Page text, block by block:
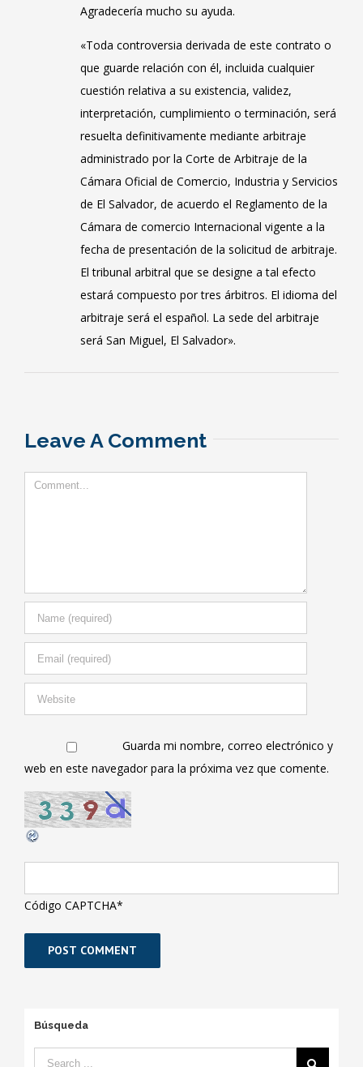
Agradecería mucho su ayuda.
«Toda controversia derivada de este contrato o
que guarde relación con él, incluida cualquier
cuestión relativa a su existencia, validez,
interpretación, cumplimiento o terminación, será
resuelta definitivamente mediante arbitraje
administrado por la Corte de Arbitraje de la
Cámara Oficial de Comercio, Industria y Servicios
de El Salvador, de acuerdo el Reglamento de la
Cámara de comercio Internacional vigente a la
fecha de presentación de la solicitud de arbitraje.
El tribunal arbitral que se designe a tal efecto
estará compuesto por tres árbitros. El idioma del
arbitraje será el español. La sede del arbitraje
será San Miguel, El Salvador».
Leave A Comment
Comment
Guarda mi nombre, correo electrónico y
web en este navegador para la próxima vez que comente.
Código CAPTCHA*
Búsqueda